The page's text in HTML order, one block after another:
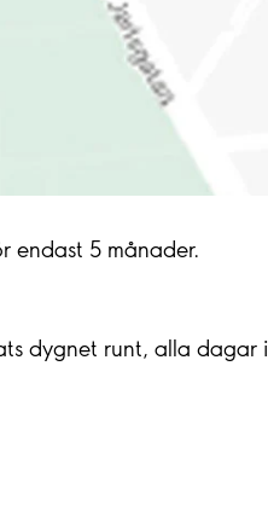
endast 5 månader.
dygnet runt, alla dagar i